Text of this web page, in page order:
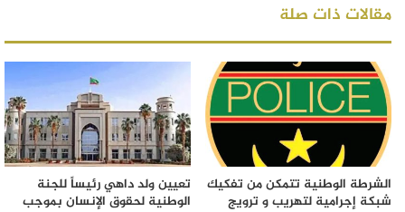
مقالات ذات صلة
الشرطة الوطنية تتمكن من تفكيك
شبكة إجرامية لتهريب و ترويج
تعيين ولد داهي رئيساً للجنة
الوطنية لحقوق الإنسان بموجب